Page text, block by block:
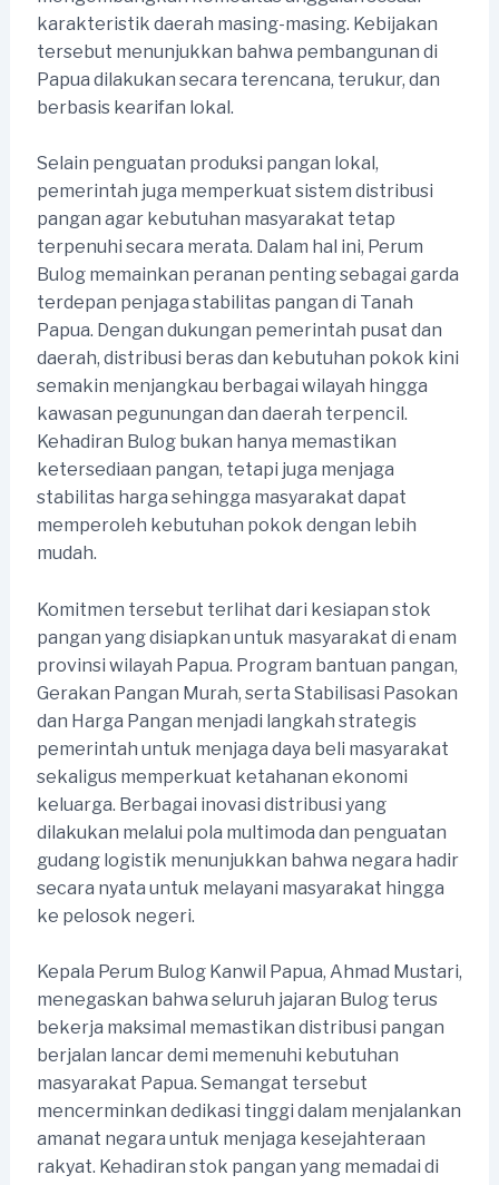
karakteristik daerah masing-masing. Kebijakan
tersebut menunjukkan bahwa pembangunan di
Papua dilakukan secara terencana, terukur, dan
berbasis kearifan lokal.
Selain penguatan produksi pangan lokal,
pemerintah juga memperkuat sistem distribusi
pangan agar kebutuhan masyarakat tetap
terpenuhi secara merata. Dalam hal ini, Perum
Bulog memainkan peranan penting sebagai garda
terdepan penjaga stabilitas pangan di Tanah
Papua. Dengan dukungan pemerintah pusat dan
daerah, distribusi beras dan kebutuhan pokok kini
semakin menjangkau berbagai wilayah hingga
kawasan pegunungan dan daerah terpencil.
Kehadiran Bulog bukan hanya memastikan
ketersediaan pangan, tetapi juga menjaga
stabilitas harga sehingga masyarakat dapat
memperoleh kebutuhan pokok dengan lebih
mudah.
Komitmen tersebut terlihat dari kesiapan stok
pangan yang disiapkan untuk masyarakat di enam
provinsi wilayah Papua. Program bantuan pangan,
Gerakan Pangan Murah, serta Stabilisasi Pasokan
dan Harga Pangan menjadi langkah strategis
pemerintah untuk menjaga daya beli masyarakat
sekaligus memperkuat ketahanan ekonomi
keluarga. Berbagai inovasi distribusi yang
dilakukan melalui pola multimoda dan penguatan
gudang logistik menunjukkan bahwa negara hadir
secara nyata untuk melayani masyarakat hingga
ke pelosok negeri.
Kepala Perum Bulog Kanwil Papua, Ahmad Mustari,
menegaskan bahwa seluruh jajaran Bulog terus
bekerja maksimal memastikan distribusi pangan
berjalan lancar demi memenuhi kebutuhan
masyarakat Papua. Semangat tersebut
mencerminkan dedikasi tinggi dalam menjalankan
amanat negara untuk menjaga kesejahteraan
rakyat. Kehadiran stok pangan yang memadai di